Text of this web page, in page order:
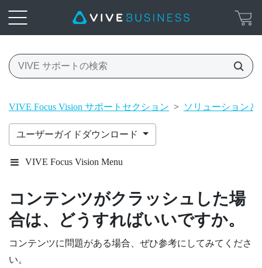
VIVE Focus Vision サポートセクション > ソリューションと
ユーザーガイドダウンロード
VIVE Focus Vision Menu
コンテンツがクラッシュした場
合は、どうすればいいですか。
コンテンツに問題がある場合、ぜひ参考にしてみてくださ
い。